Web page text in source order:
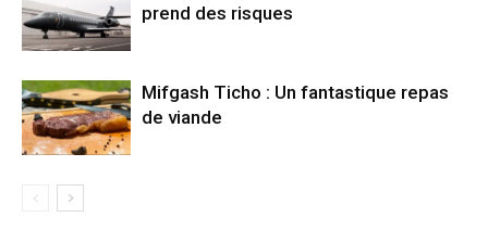
prend des risques
Mifgash Ticho : Un fantastique repas
de viande